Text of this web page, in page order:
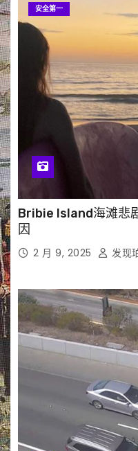
安全第一
Bribie Island海滩悲
因
2 月 9, 2025 发现